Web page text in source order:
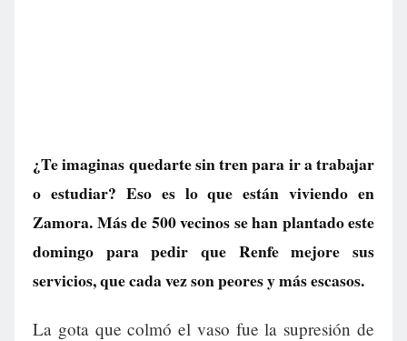
¿Te imaginas quedarte sin tren para ir a trabajar
o estudiar? Eso es lo que están viviendo en
Zamora. Más de 500 vecinos se han plantado este
domingo para pedir que Renfe mejore sus
servicios, que cada vez son peores y más escasos.
La gota que colmó el vaso fue la supresión de